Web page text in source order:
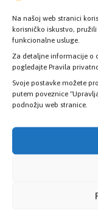
Na našoj web stranici
korisničko iskustvo,
funkcionalne usluge.
Za detaljne informacije o
pogledajte Pravila
Svoje postavke možete
putem poveznice
podnožju web stranice.
Provjerite